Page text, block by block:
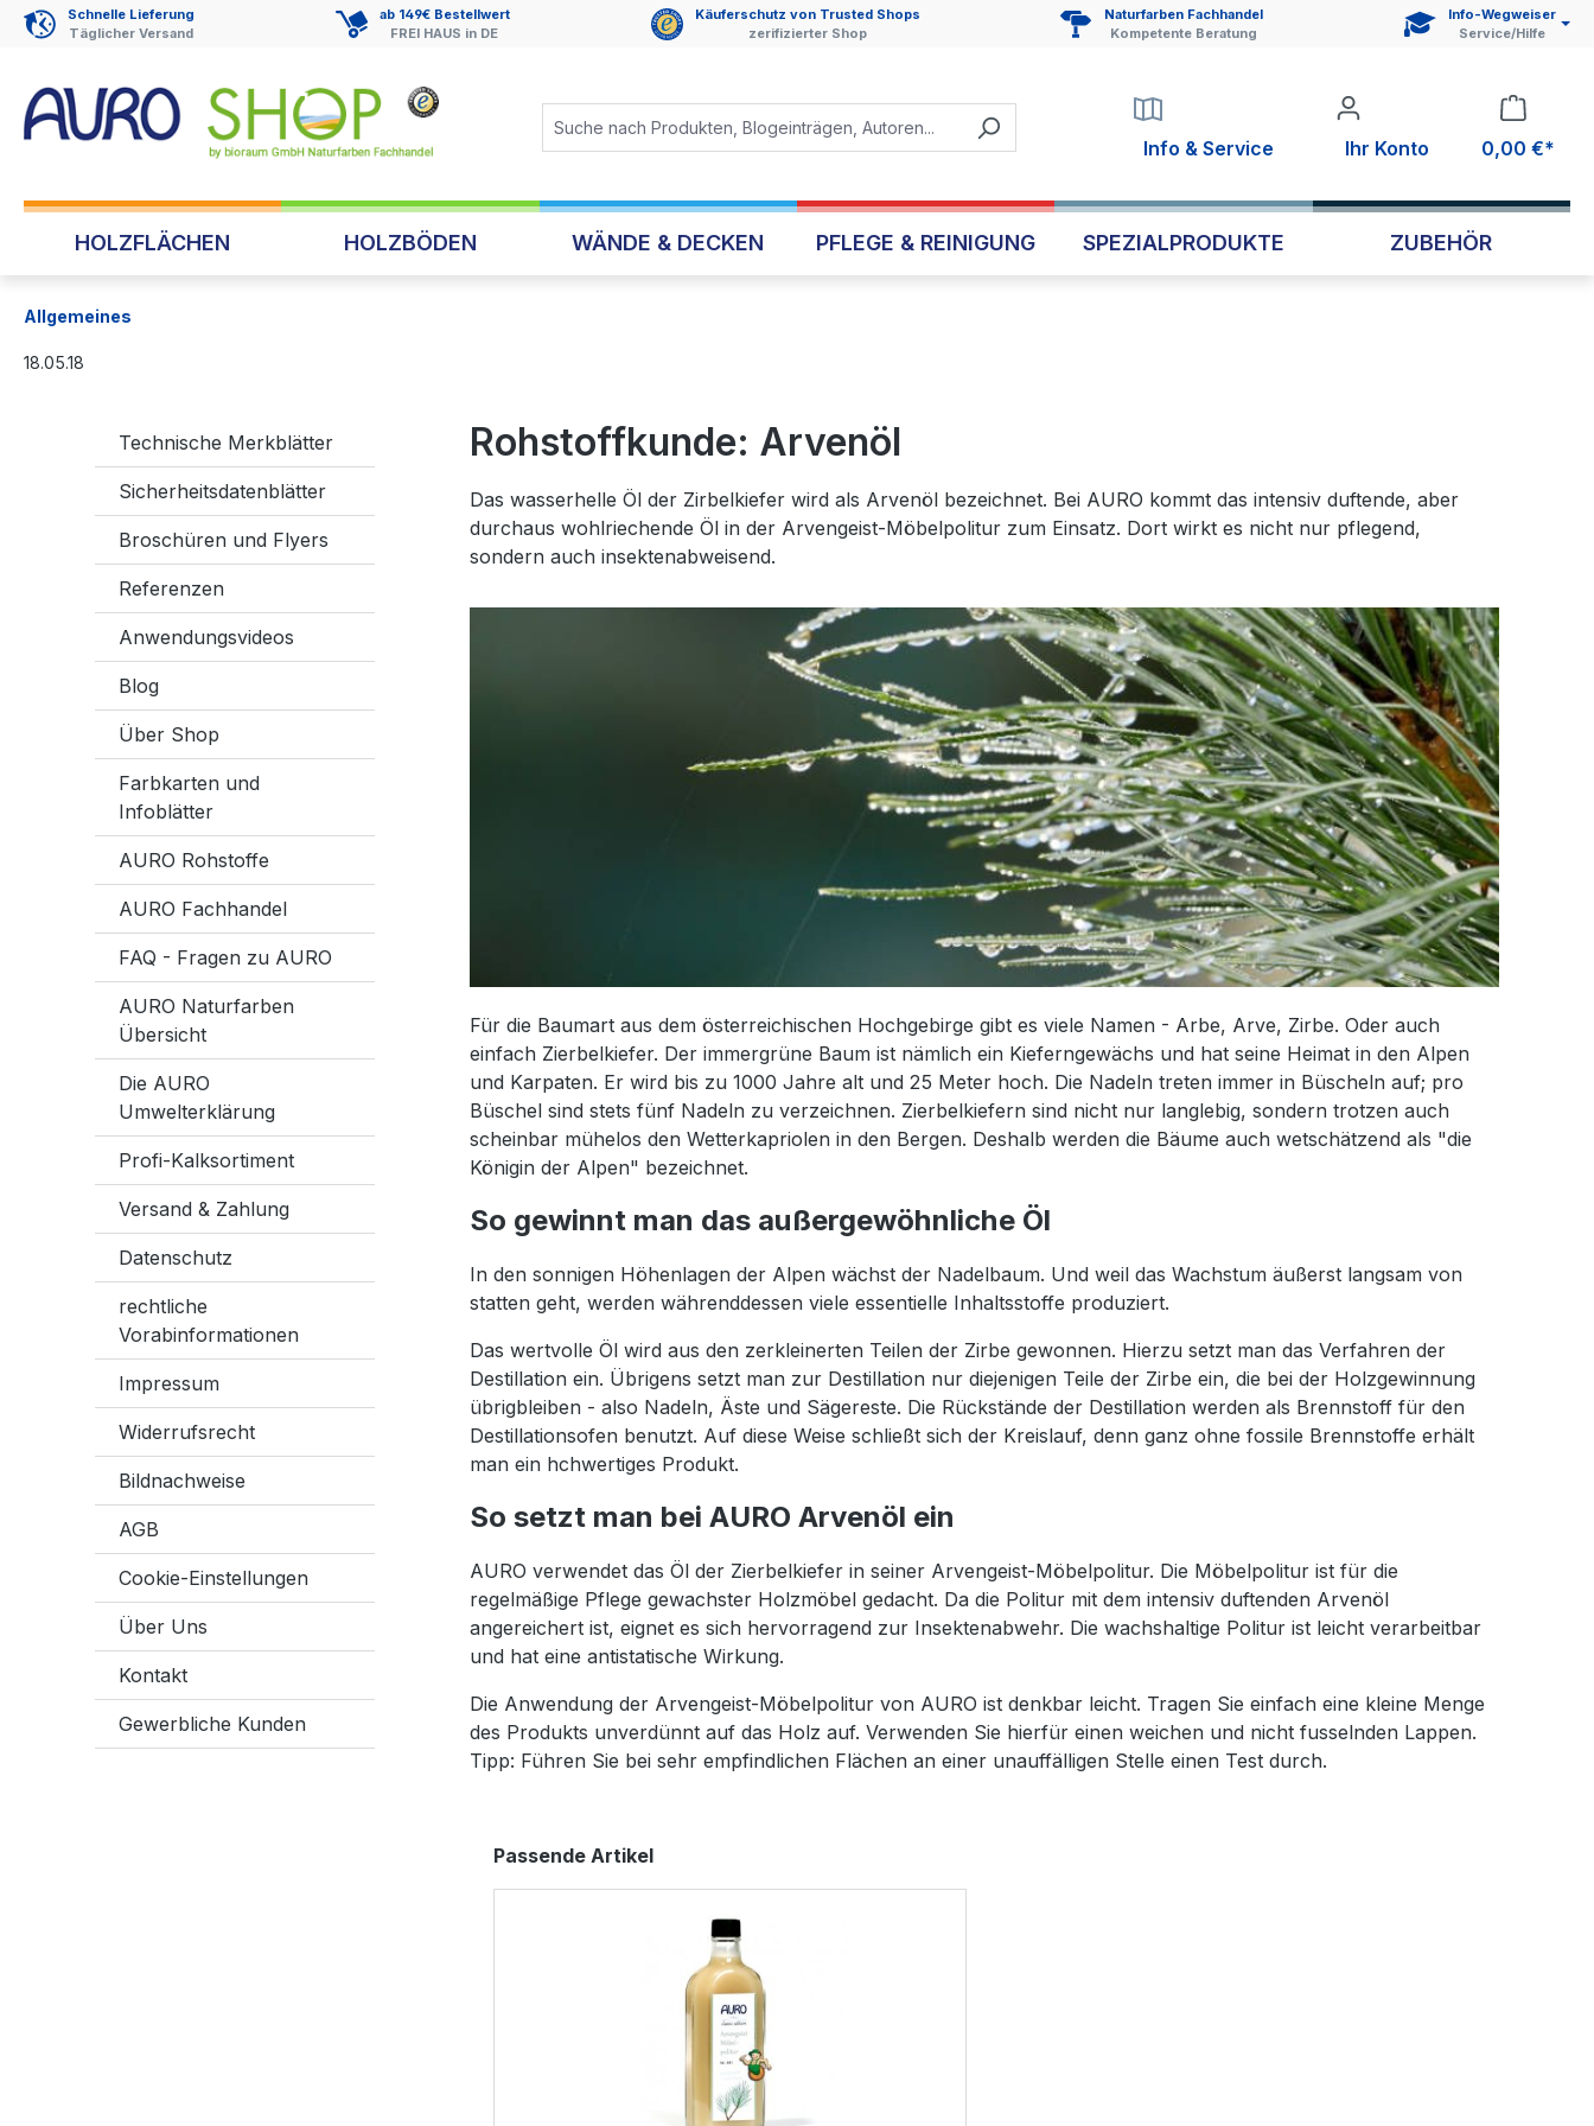
Zur Hauptnavigation springen
Schnelle Lieferung
Täglicher Versand
ab 149€ Bestellwert
FREI HAUS in DE
Käuferschutz von Trusted Shops
zerifizierter Shop
Naturfarben Fachhandel
Kompetente Beratung
Info-Wegweiser
Service/Hilfe
Info & Service Ihr Konto 0,00 €*
HOLZFLÄCHEN HOLZBÖDEN WÄNDE & DECKEN PFLEGE & REINIGUNG SPEZIALPRODUKTE ZUBEHÖR
Allgemeines
18.05.18
Technische Merkblätter
Sicherheitsdatenblätter
Broschüren und Flyers
Referenzen
Anwendungsvideos
Blog
Über Shop
Farbkarten und
Infoblätter
AURO Rohstoffe
AURO Fachhandel
FAQ - Fragen zu AURO
AURO Naturfarben
Übersicht
Die AURO
Umwelterklärung
Profi-Kalksortiment
Versand & Zahlung
Datenschutz
rechtliche
Vorabinformationen
Impressum
Widerrufsrecht
Bildnachweise
AGB
Cookie-Einstellungen
Über Uns
Kontakt
Gewerbliche Kunden
Rohstoffkunde: Arvenöl
Das wasserhelle Öl der Zirbelkiefer wird als Arvenöl bezeichnet. Bei AURO kommt das intensiv duftende, aber
durchaus wohlriechende Öl in der Arvengeist-Möbelpolitur zum Einsatz. Dort wirkt es nicht nur pflegend,
sondern auch insektenabweisend.
Für die Baumart aus dem österreichischen Hochgebirge gibt es viele Namen - Arbe, Arve, Zirbe. Oder auch
einfach Zierbelkiefer. Der immergrüne Baum ist nämlich ein Kieferngewächs und hat seine Heimat in den Alpen
und Karpaten. Er wird bis zu 1000 Jahre alt und 25 Meter hoch. Die Nadeln treten immer in Büscheln auf; pro
Büschel sind stets fünf Nadeln zu verzeichnen. Zierbelkiefern sind nicht nur langlebig, sondern trotzen auch
scheinbar mühelos den Wetterkapriolen in den Bergen. Deshalb werden die Bäume auch wetschätzend als "die
Königin der Alpen" bezeichnet.
So gewinnt man das außergewöhnliche Öl
In den sonnigen Höhenlagen der Alpen wächst der Nadelbaum. Und weil das Wachstum äußerst langsam von
statten geht, werden währenddessen viele essentielle Inhaltsstoffe produziert.
Das wertvolle Öl wird aus den zerkleinerten Teilen der Zirbe gewonnen. Hierzu setzt man das Verfahren der
Destillation ein. Übrigens setzt man zur Destillation nur diejenigen Teile der Zirbe ein, die bei der Holzgewinnung
übrigbleiben - also Nadeln, Äste und Sägereste. Die Rückstände der Destillation werden als Brennstoff für den
Destillationsofen benutzt. Auf diese Weise schließt sich der Kreislauf, denn ganz ohne fossile Brennstoffe erhält
man ein hchwertiges Produkt.
So setzt man bei AURO Arvenöl ein
AURO verwendet das Öl der Zierbelkiefer in seiner Arvengeist-Möbelpolitur. Die Möbelpolitur ist für die
regelmäßige Pflege gewachster Holzmöbel gedacht. Da die Politur mit dem intensiv duftenden Arvenöl
angereichert ist, eignet es sich hervorragend zur Insektenabwehr. Die wachshaltige Politur ist leicht verarbeitbar
und hat eine antistatische Wirkung.
Die Anwendung der Arvengeist-Möbelpolitur von AURO ist denkbar leicht. Tragen Sie einfach eine kleine Menge
des Produkts unverdünnt auf das Holz auf. Verwenden Sie hierfür einen weichen und nicht fusselnden Lappen.
Tipp: Führen Sie bei sehr empfindlichen Flächen an einer unauffälligen Stelle einen Test durch.
Produktgalerie überspringen
Passende Artikel